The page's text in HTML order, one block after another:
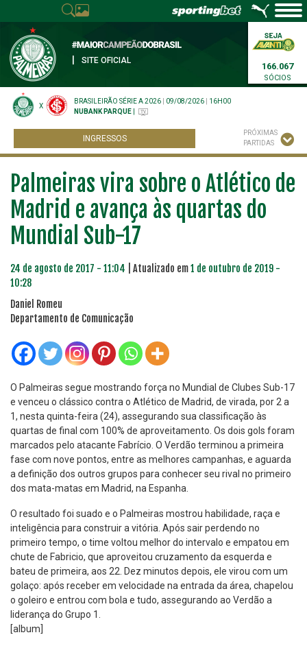
SITE OFICIAL
166.067
SÓCIOS
X
BRASILEIRÃO SÉRIE A 2026 09/08/2026
16H00
NUBANK PARQUE
INGRESSOS
PRÓXIMAS
PARTIDAS
Palmeiras vira sobre o Atlético de
Madrid e avança às quartas do
Mundial Sub-17
24 de agosto de 2017 - 11:04 | Atualizado em1 de outubro de 2019 -
10:28
Daniel Romeu
Departamento de Comunicação
O Palmeiras segue mostrando força no Mundial de Clubes Sub-17
e venceu o clássico contra o Atlético de Madrid, de virada, por 2 a
1, nesta quinta-feira (24), assegurando sua classificação às
quartas de final com 100% de aproveitamento. Os dois gols foram
marcados pelo atacante Fabrício. O Verdão terminou a primeira
fase com nove pontos, entre as melhores campanhas, e aguarda
a definição dos outros grupos para conhecer seu rival no primeiro
dos mata-matas em Madrid, na Espanha.
O resultado foi suado e o Palmeiras mostrou habilidade, raça e
inteligência para construir a vitória. Após sair perdendo no
primeiro tempo, o time voltou melhor do intervalo e empatou em
chute de Fabricio, que aproveitou cruzamento da esquerda e
bateu de primeira, aos 22. Dez minutos depois, ele virou com um
golaço: após receber em velocidade na entrada da área, chapelou
o goleiro e entrou com bola e tudo, assegurando ao Verdão a
liderança do Grupo 1.
[album]